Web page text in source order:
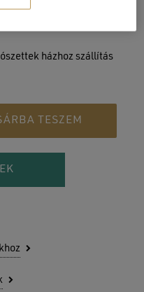
házhoz szállítás
TESZEM